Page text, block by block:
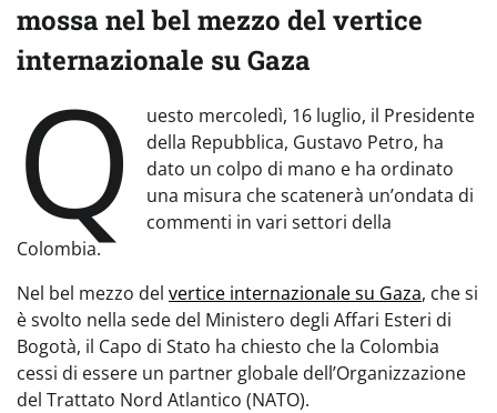
mossa nel bel mezzo del vertice
internazionale su Gaza
Q
uesto mercoledì, 16 luglio, il Presidente
della Repubblica, Gustavo Petro, ha
dato un colpo di mano e ha ordinato
una misura che scatenerà un’ondata di
commenti in vari settori della
Colombia.
Nel bel mezzo del vertice internazionale su Gaza, che si
è svolto nella sede del Ministero degli Affari Esteri di
Bogotà, il Capo di Stato ha chiesto che la Colombia
cessi di essere un partner globale dell’Organizzazione
del Trattato Nord Atlantico (NATO).